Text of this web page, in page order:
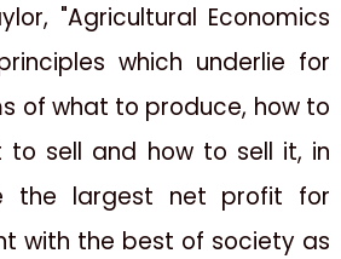
"Agricultural Economics
which underlie for
of what to produce, how to
to sell and how to sell it, in
the largest net profit for
with the best of society as